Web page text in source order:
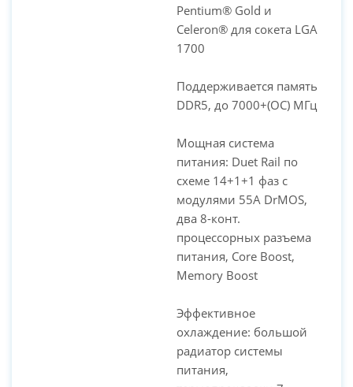
Pentium® Gold и
Celeron® для сокета LGA
1700
Поддерживается память
DDR5, до 7000+(OC) МГц
Мощная система
питания: Duet Rail по
схеме 14+1+1 фаз с
модулями 55A DrMOS,
два 8-конт.
процессорных разъема
питания, Core Boost,
Memory Boost
Эффективное
охлаждение: большой
радиатор системы
питания,